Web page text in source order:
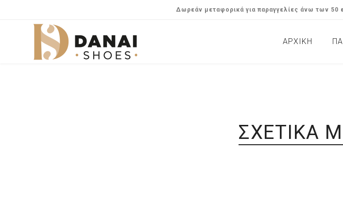
Δωρεάν μεταφορικά για παραγγελίες άνω των 50
ΑΡΧΙΚΉ
ΣΧΕΤΙΚΆ